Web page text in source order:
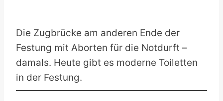
Die Zugbrücke am anderen Ende der
Festung mit Aborten für die Notdurft –
damals. Heute gibt es moderne Toiletten
in der Festung.